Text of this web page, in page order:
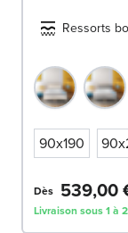
Ressorts
90x190
Dès 539,00
Livraison sous 1 à